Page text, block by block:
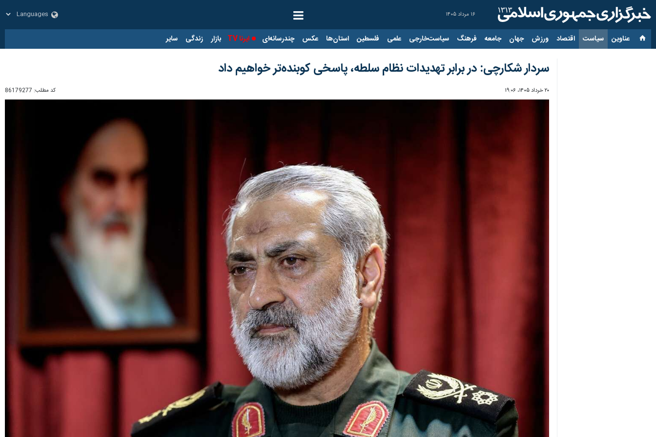
۱۶ مرداد ۱۴۰۵
عناوین‌ سیاست اقتصاد ورزش جهان جامعه فرهنگ سیاست‌خارجی علمی فلسطین استان‌ها عکس چندرسانه‌ای ایرنا TV بازار زندگی سایر
سردار شکارچی: در برابر تهدیدات نظام سلطه، پاسخی کوبنده‌تر خواهیم داد
۲۰ خرداد ۱۴۰۵، ۱۹:۰۶ کد مطلب: 86179277